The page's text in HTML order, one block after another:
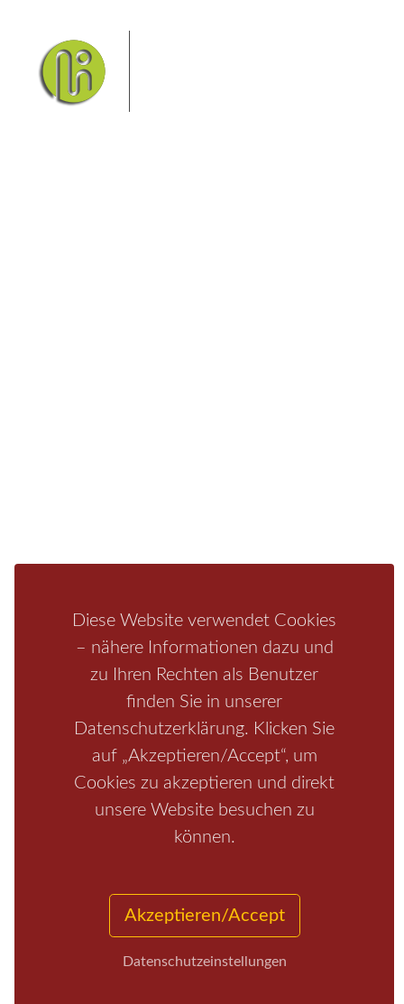
Diese Website verwendet Cookies
– nähere Informationen dazu und
zu Ihren Rechten als Benutzer
finden Sie in unserer
Datenschutzerklärung. Klicken Sie
auf „Akzeptieren/Accept“, um
Cookies zu akzeptieren und direkt
unsere Website besuchen zu
können.
Akzeptieren/Accept
Datenschutzeinstellungen
Region / Fragen+Antworten / Unterkunft / Aktivitäten
Kontakt / Impressum